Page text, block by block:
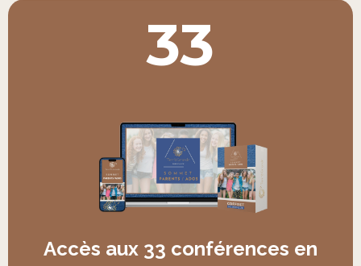
33
Accès aux 33 conférences en